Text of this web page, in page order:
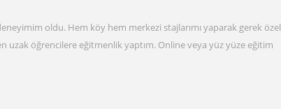
oldu. Hem köy hem merkezi stajlarımı yaparak gerek özel
uzak öğrencilere eğitmenlik yaptım. Online veya yüz yüze eğitim